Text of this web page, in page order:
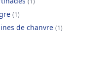
(1)
de chanvre (1)